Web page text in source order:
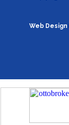
Web Design